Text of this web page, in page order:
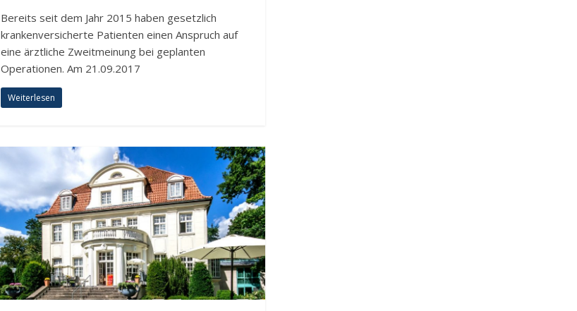
Bereits seit dem Jahr 2015 haben gesetzlich
krankenversicherte Patienten einen Anspruch auf
eine ärztliche Zweitmeinung bei geplanten
Operationen. Am 21.09.2017
Weiterlesen